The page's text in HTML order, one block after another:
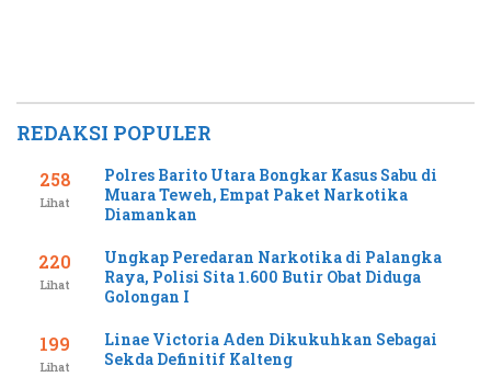
REDAKSI POPULER
258
Lihat
Polres Barito Utara Bongkar Kasus Sabu di
Muara Teweh, Empat Paket Narkotika
Diamankan
220
Lihat
Ungkap Peredaran Narkotika di Palangka
Raya, Polisi Sita 1.600 Butir Obat Diduga
Golongan I
199
Lihat
Linae Victoria Aden Dikukuhkan Sebagai
Sekda Definitif Kalteng